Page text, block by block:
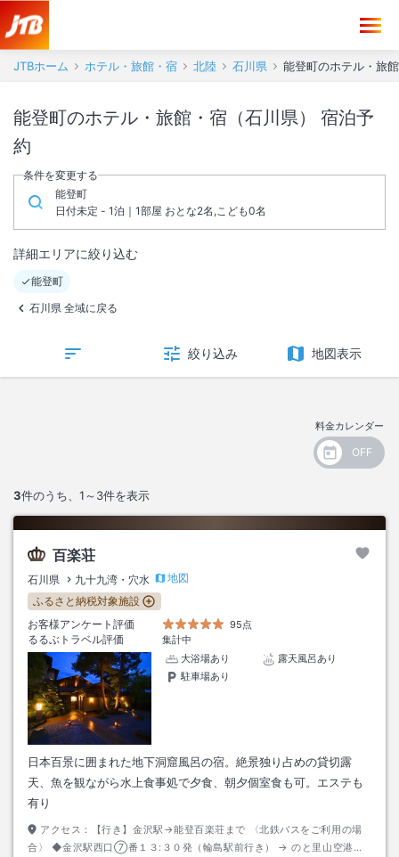
JTBホーム ホテル・旅館・宿 北陸 石川県 能登町のホテル・旅
能登町のホテル・旅館・宿（石川県） 宿泊予
約
条件を変更する
能登町
日付未定 - 1泊｜1部屋 おとな2名,こども0名
詳細エリアに絞り込む
能登町
石川県 全域に戻る
絞り込み 地図表示
料金カレンダー
3件のうち、 1～3件を表示
百楽荘
石川県 九十九湾・穴水
地図
ふるさと納税対象施設
お客様アンケート評価
95点
るるぶトラベル評価
集計中
大浴場あり
露天風呂あり
駐車場あり
日本百景に囲まれた地下洞窟風呂の宿。絶景独り占めの貸切露
天、魚を観ながら水上食事処で夕食、朝夕個室食も可。エステも
有り
アクセス：
【行き】金沢駅→能登百楽荘まで 〈北鉄バスをご利用の場
合〉 ◆金沢駅西口⑦番１３:３０発（輪島駅前行き） → のと里山空港１